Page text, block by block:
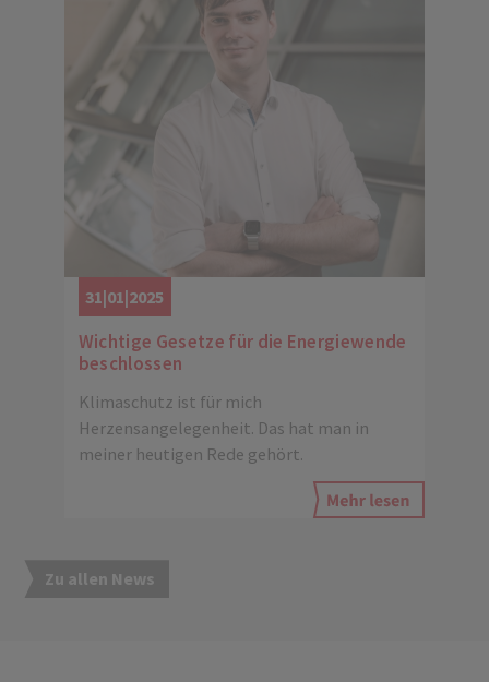
31|01|2025
Wichtige Gesetze für die Energiewende
beschlossen
Klimaschutz ist für mich
Herzensangelegenheit. Das hat man in
meiner heutigen Rede gehört.
Zu allen News